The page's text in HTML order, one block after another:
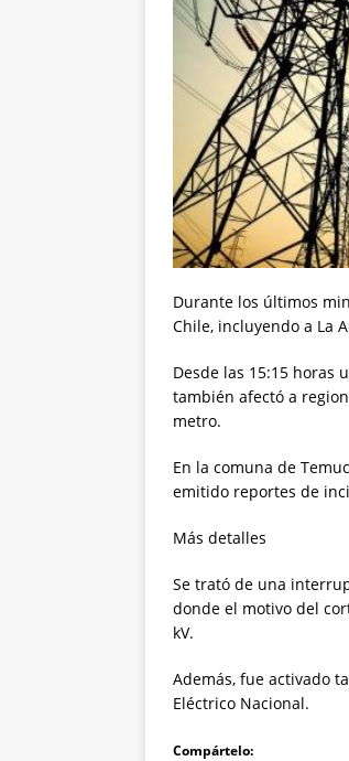
Durante los últimos
Chile, incluyendo a La
Desde las 15:15 horas
también afectó a
metro.
En la comuna de
emitido reportes de
Más detalles
Se trató de una
donde el motivo del
kV.
Además, fue activado
Eléctrico Nacional.
Compártelo: